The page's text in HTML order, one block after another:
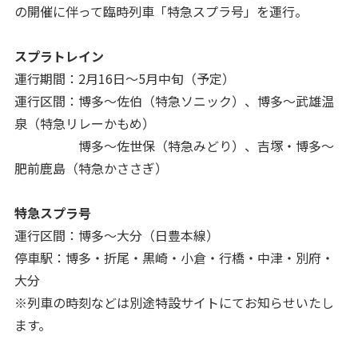
の開催に伴って臨時列車「特急スプラ号」を運行。
スプラトレイン
運行期間：2月16日～5月中旬（予定）
運行区間：博多～佐伯（特急ソニック）、博多～武雄温
泉（特急リレーかもめ）
博多～佐世保（特急みどり）、吉塚・博多～
肥前鹿島（特急かささぎ）
特急スプラ号
運行区間：博多～大分（日豊本線）
停車駅：博多・折尾・黒崎・小倉・行橋・中津・別府・
大分
※列車の時刻などは別途特設サイトにてお知らせいたし
ます。